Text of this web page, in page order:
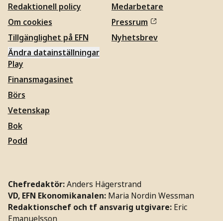
Redaktionell policy
Om cookies
Tillgänglighet på EFN
Ändra datainställningar
Medarbetare
Pressrum
Nyhetsbrev
Play
Finansmagasinet
Börs
Vetenskap
Bok
Podd
Chefredaktör:Anders Hägerstrand
VD, EFN Ekonomikanalen: Maria Nordin Wessman
Redaktionschef och tf ansvarig utgivare: Eric
Emanuelsson